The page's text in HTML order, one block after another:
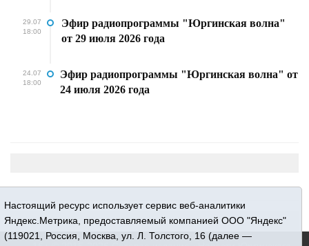
29.07
18:00
Эфир радиопрограммы "Юргинская волна"
от 29 июля 2026 года
24.07
18:00
Эфир радиопрограммы "Юргинская волна" от
24 июля 2026 года
Настоящий ресурс использует сервис веб-аналитики
Яндекс.Метрика, предоставляемый компанией ООО "Яндекс"
(119021, Россия, Москва, ул. Л. Толстого, 16 (далее —